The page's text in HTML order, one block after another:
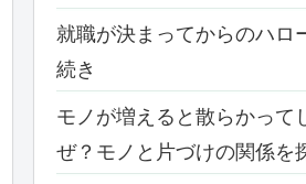
就職が決まってからのハロ
続き
モノが増えると散らかって
ぜ？モノと片づけの関係を